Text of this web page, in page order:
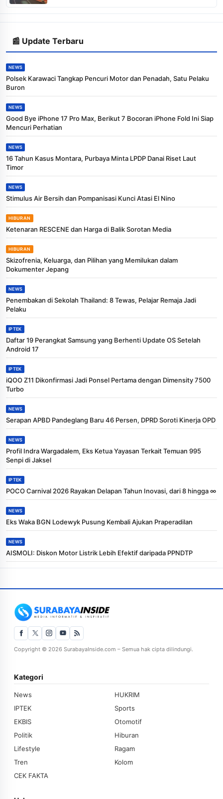
📰 Update Terbaru
NEWS
Polsek Karawaci Tangkap Pencuri Motor dan Penadah, Satu Pelaku
Buron
NEWS
Good Bye iPhone 17 Pro Max, Berikut 7 Bocoran iPhone Fold Ini Siap
Mencuri Perhatian
NEWS
16 Tahun Kasus Montara, Purbaya Minta LPDP Danai Riset Laut
Timor
NEWS
Stimulus Air Bersih dan Pompanisasi Kunci Atasi El Nino
HIBURAN
Ketenaran RESCENE dan Harga di Balik Sorotan Media
HIBURAN
Skizofrenia, Keluarga, dan Pilihan yang Memilukan dalam
Dokumenter Jepang
NEWS
Penembakan di Sekolah Thailand: 8 Tewas, Pelajar Remaja Jadi
Pelaku
IPTEK
Daftar 19 Perangkat Samsung yang Berhenti Update OS Setelah
Android 17
IPTEK
iQOO Z11 Dikonfirmasi Jadi Ponsel Pertama dengan Dimensity 7500
Turbo
NEWS
Serapan APBD Pandeglang Baru 46 Persen, DPRD Soroti Kinerja OPD
NEWS
Profil Indra Wargadalem, Eks Ketua Yayasan Terkait Temuan 995
Senpi di Jaksel
IPTEK
POCO Carnival 2026 Rayakan Delapan Tahun Inovasi, dari 8 hingga ∞
NEWS
Eks Waka BGN Lodewyk Pusung Kembali Ajukan Praperadilan
NEWS
AISMOLI: Diskon Motor Listrik Lebih Efektif daripada PPNDTP
Copyright © 2026 SurabayaInside.com – Semua hak cipta dilindungi.
Kategori
News
HUKRIM
IPTEK
Sports
EKBIS
Otomotif
Politik
Hiburan
Lifestyle
Ragam
Tren
Kolom
CEK FAKTA